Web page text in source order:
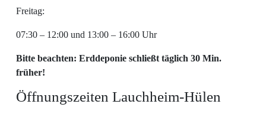
Freitag:
07:30 – 12:00 und 13:00 – 16:00 Uhr
Bitte beachten: Erddeponie schließt täglich 30 Min.
früher!
Öffnungszeiten Lauchheim-Hülen